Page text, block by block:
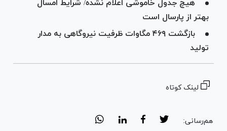
هیچ جدول خاموشی اعلام نشده/ شرایط امسال
بهتر از پارسال است
بازگشت ۴۶۹ مگاوات ظرفیت نیروگاهی به مدار
تولید
لینک کوتاه
هم‌رسانی: